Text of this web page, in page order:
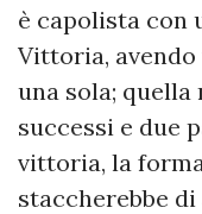
è capolista con
Vittoria, avendo
una sola;
successi e due
vittoria, la
staccherebbe